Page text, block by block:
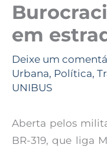
em
Deixe um
Urbana, Política,
UNIBUS
Aberta pelos
BR-319, que liga
a